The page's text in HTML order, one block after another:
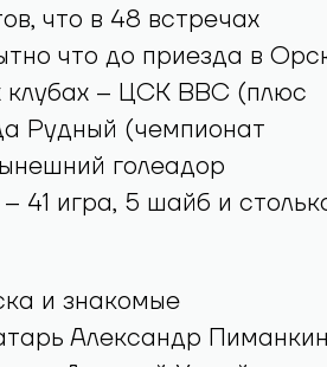
что в 48 встречах
что до приезда в
клубах – ЦСК ВВС (плюс
Рудный (чемпионат
голеадор
41 игра, 5 шайб и
и знакомые
Александр